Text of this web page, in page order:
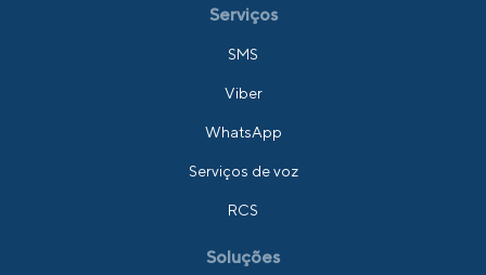
Serviços
SMS
Viber
WhatsApp
Serviços de voz
RCS
Soluções